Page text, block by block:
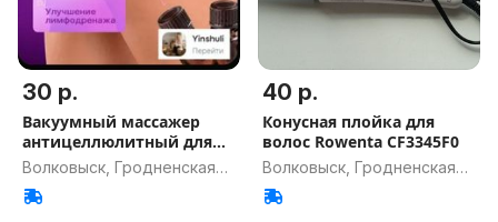
30 р.
Вакуумный массажер
антицеллюлитный для
тела
Волковыск, Гродненская
обл.
40 р.
Конусная плойка для
волос Rowenta CF3345F0
Волковыск, Гродненская
обл.